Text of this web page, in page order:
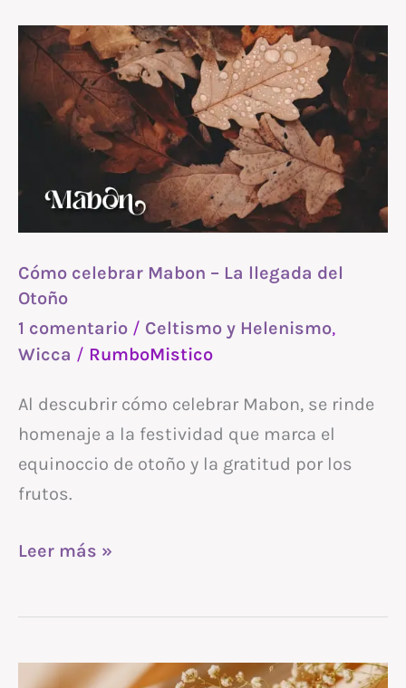
Cómo celebrar Mabon – La llegada del
Otoño
1 comentario / Celtismo y Helenismo,
Wicca / RumboMistico
Al descubrir cómo celebrar Mabon, se rinde
homenaje a la festividad que marca el
equinoccio de otoño y la gratitud por los
frutos.
Cómo
celebrar
Mabon
llegada
Leer más »
Cómo